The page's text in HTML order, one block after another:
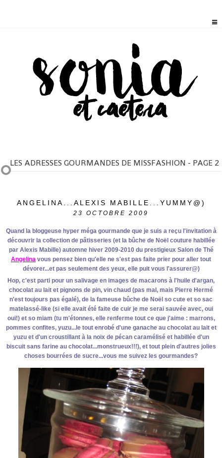
LES ADRESSES GOURMANDES DE MISSFASHION - PAGE 2
ANGELINA...ALEXIS MABILLE...YUMMY@)
23 OCTOBRE 2009
Quand la bloggeuse hyper méga gourmande que je suis a reçu l'invitation à
découvrir la collection de pâtisseries (et la bûche de Noël couture habillée
par Alexis Mabille) automne hiver 2009-2010 du prestigieux Salon de Thé
Angelina vous pensez bien qu'elle ne s'est pas faite prier pour aller tout
dévorer...et pas seulement des yeux, elle puit vous l'assurer@)
Hop, c'est parti pour un salivage en images de macarons à l'huile d'argan,
chocolat au lait et pignons de pin, vin chaud (pas mal, mais Pierre Hermé
n'est toujours pas égalé), de la fameuse bûche de Noël so cute et so sac
matelassé-like (si elle avait été faite de cuir je me serai sauvée avec, oui
oui!) et so miam (tu m'étonnes, elle renferme tout ce que j'aime : marrons,
pommes confites, yuzu...le tout enrobé d'une ganache au chocolat au lait et
yuzu et d'un croustillant à la noix de pécan caramélisé et habillée d'un
biscuit sans farine au chocolat...monstrueux!!!), et tout plein d'autres jolies
choses bourrées de sucre...vous me suivez les gourmandes?